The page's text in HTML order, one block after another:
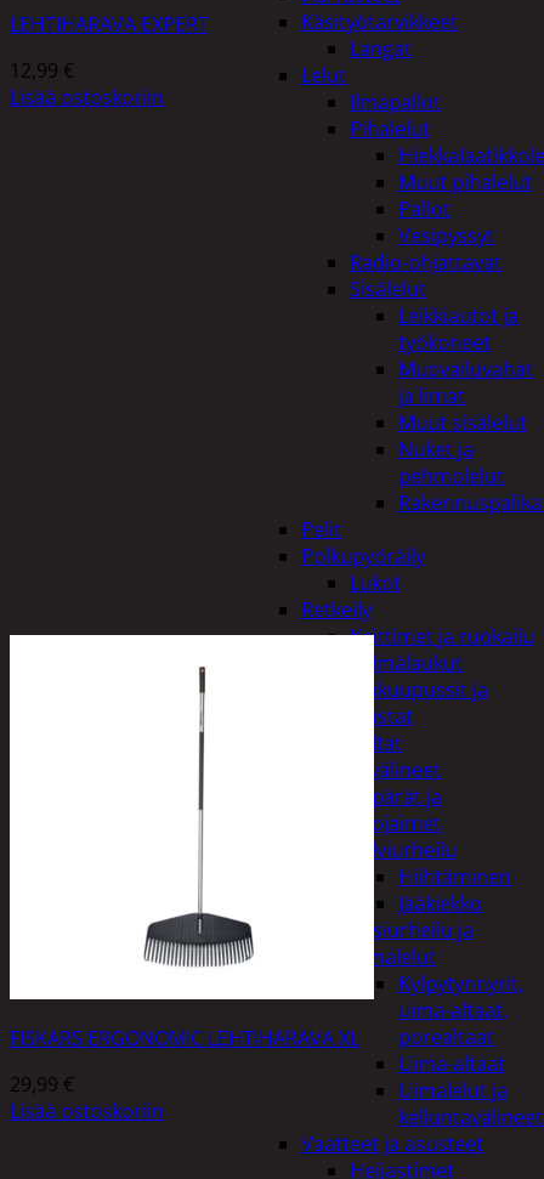
Käsityötarvikkeet
Langat
Lelut
Ilmapallot
Pihalelut
Muut pihalelut
Pallot
Vesipyssyt
Radio-ohjattavat
Sisälelut
Leikkiautot ja
työkoneet
Muovailuvahat
ja limat
Muut sisälelut
Nuket ja
pehmolelut
Pelit
Polkupyöräily
Lukot
Retkeily
Keittimet ja ruokailu
Kylmälaukut
Makuupussit ja
alustat
Teltat
Urheiluvälineet
Kypärät ja
suojaimet
Talviurheilu
Hiihtäminen
Jääkiekko
Vesiurheilu ja
uimalelut
Kylpytynnyrit,
uima-altaat,
porealtaat
Uima-altaat
Uimalelut ja
kelluntavälineet
Vaatteet ja asusteet
Heijastimet
LEHTIHARAVA EXPERT
12,99 €
Lisää ostoskoriin
FISKARS ERGONOMIC LEHTIHARAVA XL
29,99 €
Lisää ostoskoriin